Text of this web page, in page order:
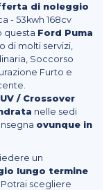
di noleggio
- 53kwh 168cv
questa Ford Puma
di molti servizi,
Soccorso
Furto e
/ Crossover
nelle sedi
ovunque in
un
lungo termine
Potrai scegliere